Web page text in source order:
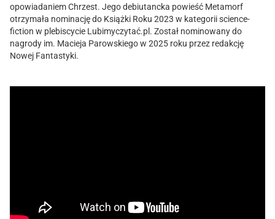
opowiadaniem Chrzest. Jego debiutancka powieść Metamorf
otrzymała nominację do Książki Roku 2023 w kategorii science-
fiction w plebiscycie Lubimyczytać.pl. Został nominowany do
nagrody im. Macieja Parowskiego w 2025 roku przez redakcję
Nowej Fantastyki.